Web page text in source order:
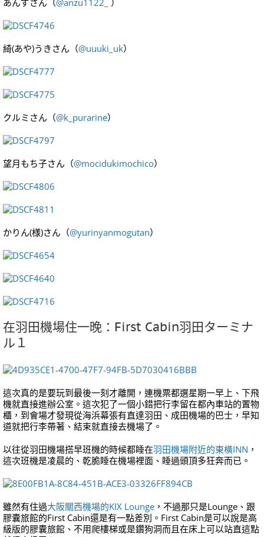
綺(あや)うきさん（@uuuki_uk）
クルミさん（@k_purarine）
望月もち子さん（@mocidukimochico）
かりん(様)さん（@yurinyanmogutan）
在羽田機場住一晚：First Cabin羽田ターミナ
ル１
這次真的是要玩到最後一刻才離開，連機票都選星期一早上、下飛
機就直接進辦公室。這次犯了一個小錯把行李留在都內車站的置物
櫃，到會場才發現從海浜幕張有直達羽田、成田機場的巴士，早知
道就把行李帶著、結束就直接去機場了。
以往從羽田機場搭早班機的時候都睡在羽田機場附近的東橫INN ，
這次班機是凌晨的、乾脆睡在機場裡面、睡過頭頂多狂奔而已。
雖然有住過大阪關西機場的KIX Lounge ，不過那只是Lounge、跟
膠囊旅館的First Cabin還是有一點差別。First Cabin是可以說是高
級版的膠囊旅館、不用爬樓梯或是鑽狗洞而且在床上可以站直這點